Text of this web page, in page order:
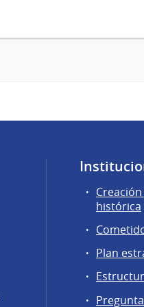
histórica
Plan